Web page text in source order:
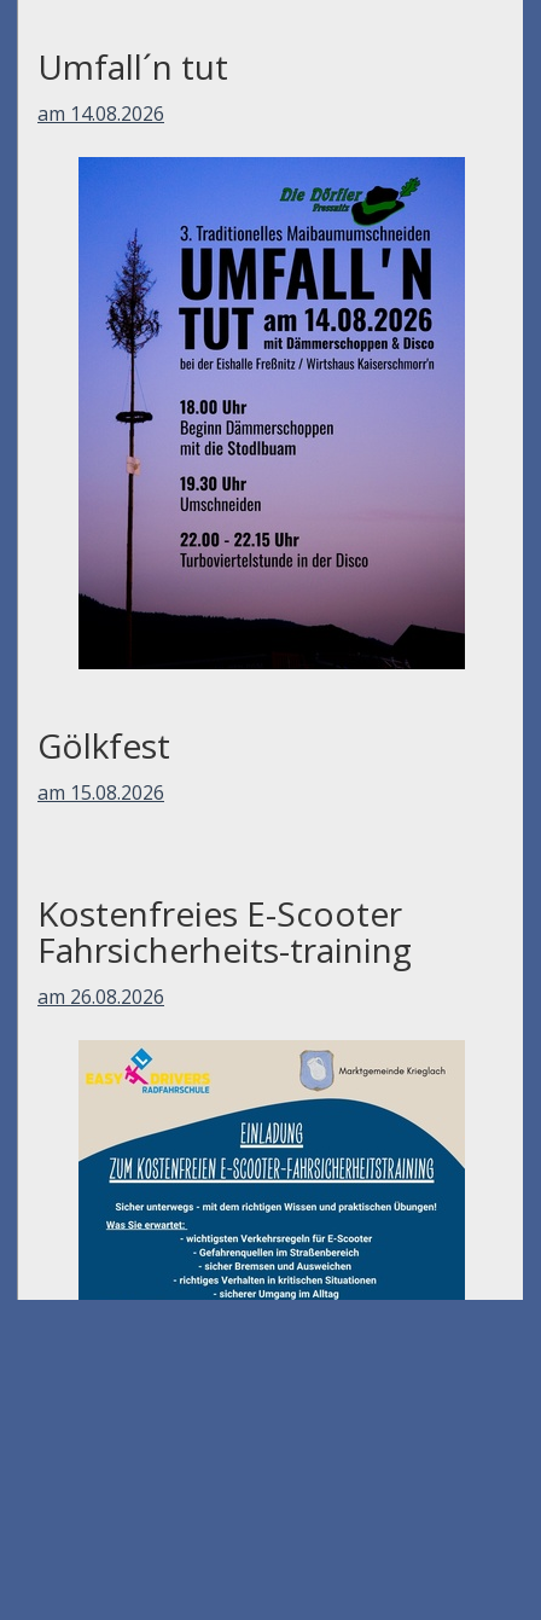
Umfall´n tut
am 14.08.2026
Gölkfest
am 15.08.2026
Kostenfreies E-Scooter
Fahrsicherheits-training
am 26.08.2026